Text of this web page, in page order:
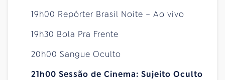
19h00 Repórter Brasil Noite – Ao vivo
19h30 Bola Pra Frente
20h00 Sangue Oculto
21h00 Sessão de Cinema: Sujeito Oculto